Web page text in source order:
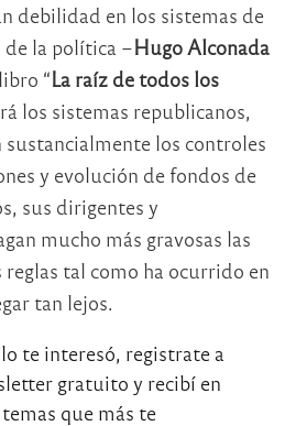
debilidad en los sistemas de
la política –Hugo Alconada
“La raíz de todos los
los sistemas republicanos,
sustancialmente los controles
y evolución de fondos de
sus dirigentes y
mucho más gravosas las
tal como ha ocurrido en
tan lejos.
te interesó, registrate a
gratuito y recibí en
que más te